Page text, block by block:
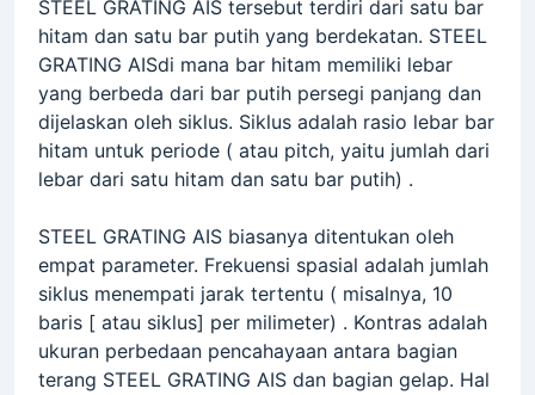
STEEL GRATING AIS tersebut terdiri dari satu bar
hitam dan satu bar putih yang berdekatan. STEEL
GRATING AISdi mana bar hitam memiliki lebar
yang berbeda dari bar putih persegi panjang dan
dijelaskan oleh siklus. Siklus adalah rasio lebar bar
hitam untuk periode ( atau pitch, yaitu jumlah dari
lebar dari satu hitam dan satu bar putih) .
STEEL GRATING AIS biasanya ditentukan oleh
empat parameter. Frekuensi spasial adalah jumlah
siklus menempati jarak tertentu ( misalnya, 10
baris [ atau siklus] per milimeter) . Kontras adalah
ukuran perbedaan pencahayaan antara bagian
terang STEEL GRATING AIS dan bagian gelap. Hal